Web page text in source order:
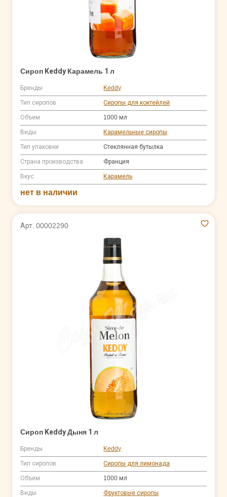
Сироп Keddy Карамель 1 л
Бренды Keddy
Тип сиропов Сиропы для коктейлей
Объем 1000 мл
Виды Карамельные сиропы
Тип упаковки Стеклянная бутылка
Страна производства Франция
Вкус Карамель
нет в наличии
Арт. 00002290
Сироп Keddy Дыня 1 л
Бренды Keddy
Тип сиропов Сиропы для лимонада
Объем 1000 мл
Виды Фруктовые сиропы